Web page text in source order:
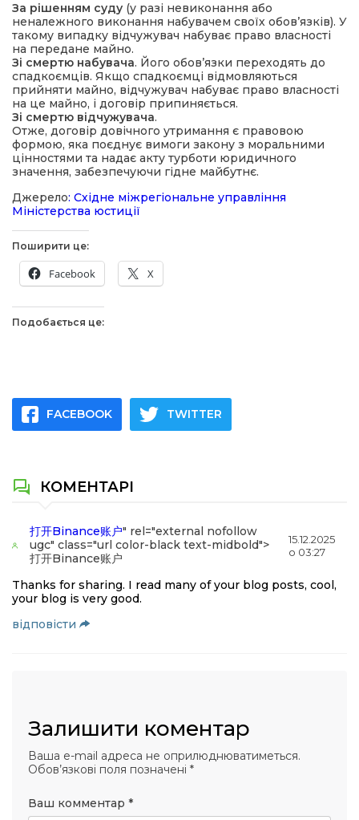
За рішенням суду (у разі невиконання або
неналежного виконання набувачем своїх обов’язків). У
такому випадку відчужувач набуває право власності
на передане майно.
Зі смертю набувача. Його обов’язки переходять до
спадкоємців. Якщо спадкоємці відмовляються
прийняти майно, відчужувач набуває право власності
на це майно, і договір припиняється.
Зі смертю відчужувача.
Отже, договір довічного утримання є правовою
формою, яка поєднує вимоги закону з моральними
цінностями та надає акту турботи юридичного
значення, забезпечуючи гідне майбутнє.
Джерело: Східне міжрегіональне управління
Міністерства юстиції
Поширити це:
Facebook X
Подобається це:
FACEBOOK TWITTER
КОМЕНТАРІ
打开Binance账户" rel="external nofollow
ugc" class="url color-black text-midbold">
打开Binance账户
15.12.2025
о 03:27
Thanks for sharing. I read many of your blog posts, cool,
your blog is very good.
відповіcти
Залишити коментар
Ваша e-mail адреса не оприлюднюватиметься.
Обов’язкові поля позначені *
Ваш комментар *